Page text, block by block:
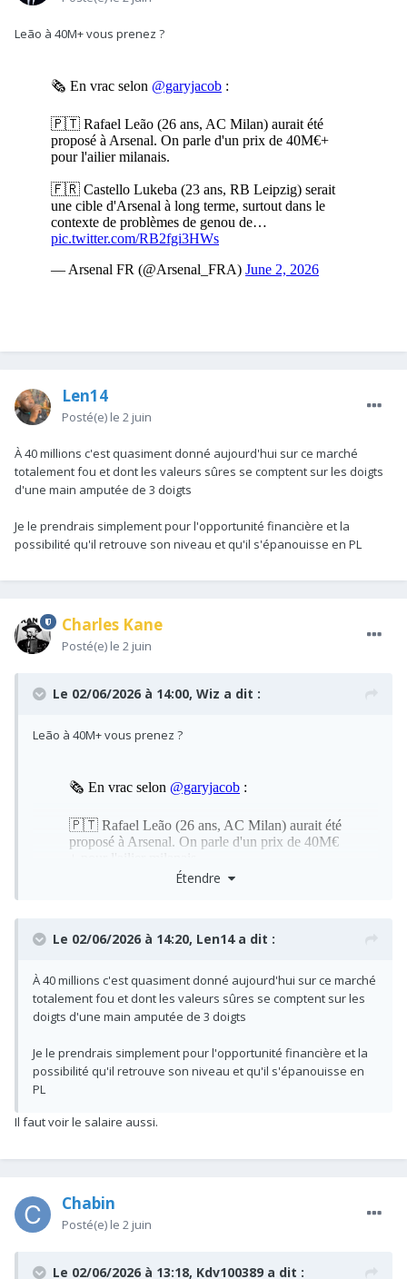
Leão à 40M+ vous prenez ?
Len14
Posté(e) le 2 juin
À 40 millions c'est quasiment donné aujourd'hui sur ce marché
totalement fou et dont les valeurs sûres se comptent sur les doigts
d'une main amputée de 3 doigts
Je le prendrais simplement pour l'opportunité financière et la
possibilité qu'il retrouve son niveau et qu'il s'épanouisse en PL
Charles Kane
Posté(e) le 2 juin
Le 02/06/2026 à 14:00, Wiz a dit :
Leão à 40M+ vous prenez ?
Étendre
Le 02/06/2026 à 14:20, Len14a dit :
À 40 millions c'est quasiment donné aujourd'hui sur ce marché
totalement fou et dont les valeurs sûres se comptent sur les
doigts d'une main amputée de 3 doigts
Je le prendrais simplement pour l'opportunité financière et la
possibilité qu'il retrouve son niveau et qu'il s'épanouisse en
PL
Il faut voir le salaire aussi.
Chabin
Posté(e) le 2 juin
Le 02/06/2026 à 13:18, Kdv100389 a dit :